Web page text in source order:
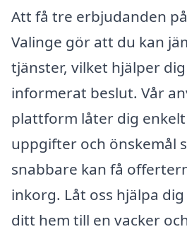
Att få tre erbjudanden
Valinge gör att du kan
tjänster, vilket hjälper
informerat beslut. Vår
plattform låter dig enkelt
uppgifter och önskemål
snabbare kan få
inkorg. Låt oss hjälpa
ditt hem till en vacker